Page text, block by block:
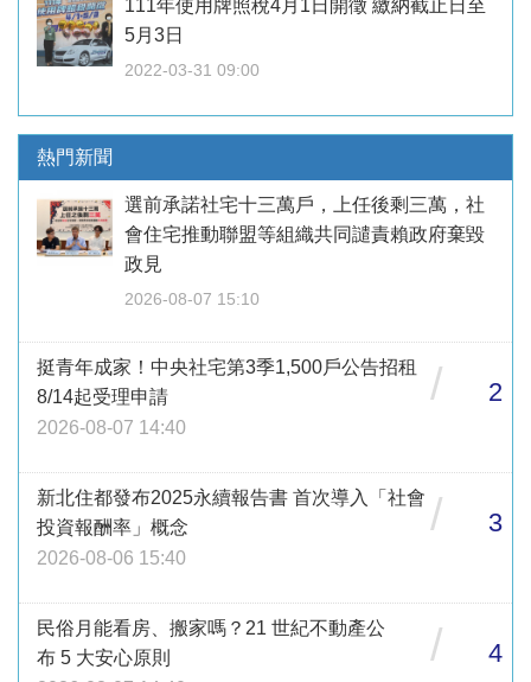
111年使用牌照稅4月1日開徵 繳納截止日至
5月3日
2022-03-31 09:00
熱門新聞
選前承諾社宅十三萬戶，上任後剩三萬，社
會住宅推動聯盟等組織共同譴責賴政府棄毀
政見
2026-08-07 15:10
挺青年成家！中央社宅第3季1,500戶公告招租
8/14起受理申請
2026-08-07 14:40
/ 2
新北住都發布2025永續報告書 首次導入「社會
投資報酬率」概念
2026-08-06 15:40
/ 3
民俗月能看房、搬家嗎？21 世紀不動產公
布 5 大安心原則
/ 4